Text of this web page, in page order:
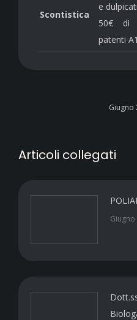
Scontistica
e
50€ di
patenti
Giugno
Articoli collegati